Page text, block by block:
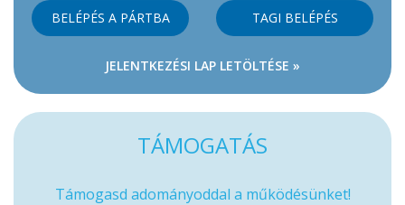
BELÉPÉS A PÁRTBA TAGI BELÉPÉS
JELENTKEZÉSI LAP LETÖLTÉSE »
TÁMOGATÁS
Támogasd adományoddal a működésünket!